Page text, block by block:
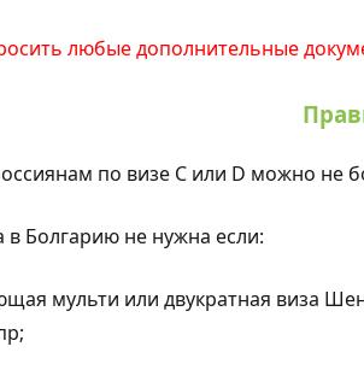
любые дополнительные
по визе C или D можно не
в Болгарию не нужна если:
мульти или двукратная виза